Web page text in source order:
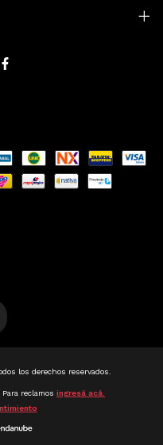
los derechos reservados.
reclamos ingresá acá.